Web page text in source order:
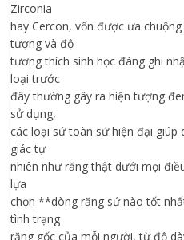
Zirconia
hay Cercon, vốn được ưa
tượng và độ
tương thích sinh học đáng ghi
loại trước
đây thường gây ra hiện tượng
sử dụng,
các loại sứ toàn sứ hiện đại giúp
giác tự
nhiên như răng thật dưới mọi
lựa
chọn **dòng răng sứ nào tốt
tình trạng
răng gốc của mỗi người, từ độ